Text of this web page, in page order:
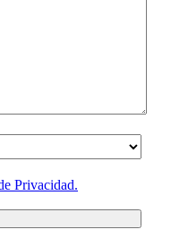
Privacidad.